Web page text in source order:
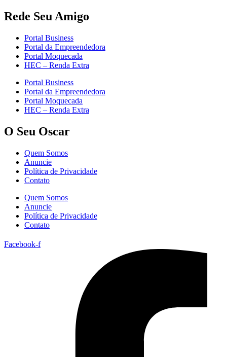
Rede Seu Amigo
Portal Business
Portal da Empreendedora
Portal Moquecada
HEC – Renda Extra
Portal Business
Portal da Empreendedora
Portal Moquecada
HEC – Renda Extra
O Seu Oscar
Quem Somos
Anuncie
Política de Privacidade
Contato
Quem Somos
Anuncie
Política de Privacidade
Contato
Facebook-f